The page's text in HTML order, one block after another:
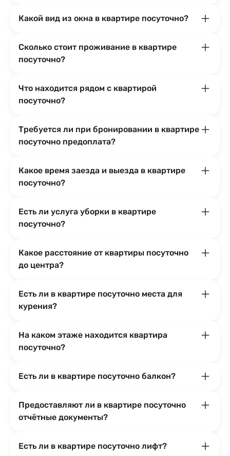
Какой вид из окна в квартире посуточно?
Сколько стоит проживание в квартире
посуточно?
Что находится рядом с квартирой
посуточно?
Требуется ли при бронировании в квартире
посуточно предоплата?
Какое время заезда и выезда в квартире
посуточно?
Есть ли услуга уборки в квартире
посуточно?
Какое расстояние от квартиры посуточно
до центра?
Есть ли в квартире посуточно места для
курения?
На каком этаже находится квартира
посуточно?
Есть ли в квартире посуточно балкон?
Предоставляют ли в квартире посуточно
отчётные документы?
Есть ли в квартире посуточно лифт?